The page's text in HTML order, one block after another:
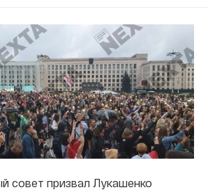
совет призвал Лукашенко